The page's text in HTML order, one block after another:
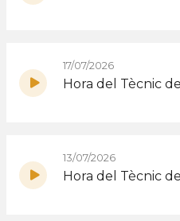
17/07/2026
Hora del Tècnic
13/07/2026
Hora del Tècnic